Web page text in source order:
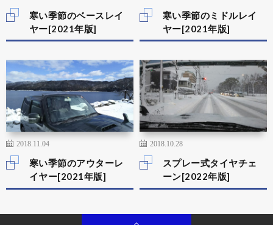
寒い季節のベースレイ
ヤー[2021年版]
寒い季節のミドルレイ
ヤー[2021年版]
2018.11.04
寒い季節のアウターレ
イヤー[2021年版]
2018.10.28
スプレー式タイヤチェ
ーン[2022年版]